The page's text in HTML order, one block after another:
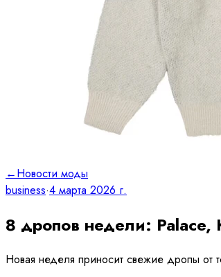
←Новости моды
business·4 марта 2026 г.
8 дропов недели: Palace,
Новая неделя приносит свежие дропы от